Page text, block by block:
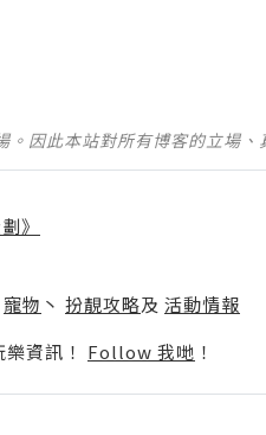
因此本站對所有博客的立場
》
寵物 丶 扮靚攻略及 活動情報
資訊！ Follow 我哋 ！